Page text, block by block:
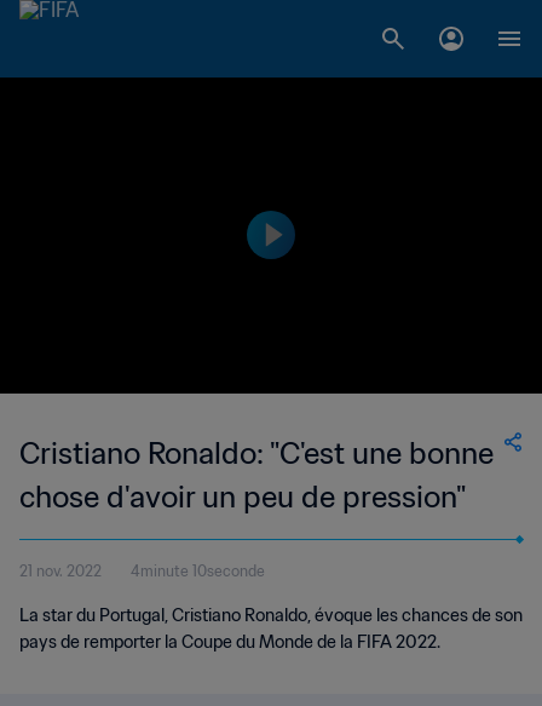
Cristiano Ronaldo: "C'est une bonne
chose d'avoir un peu de pression"
21 nov. 2022 4minute 10seconde
La star du Portugal, Cristiano Ronaldo, évoque les chances de son
pays de remporter la Coupe du Monde de la FIFA 2022.